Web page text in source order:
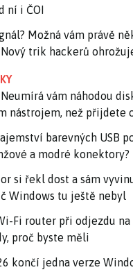
ní i ČOI
Možná vám právě
trik hackerů
vám náhodou
nástrojem, než přijdete
barevných USB
a modré konektory?
si řekl dost a sám
Windows tu ještě nebyl
Fi router při odjezdu na
proč byste měli
končí jedna verze